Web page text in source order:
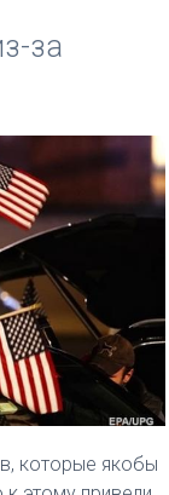
за
которые якобы